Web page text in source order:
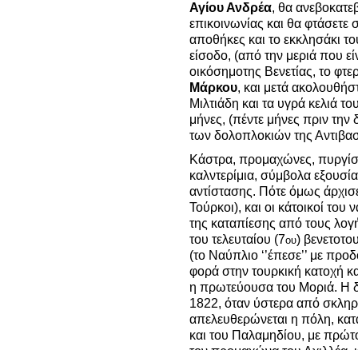
Αγίου Ανδρέα, θα
επικοινωνίας και θα φτάσετε
αποθήκες και το εκκλησάκι
είσοδο, (από την μεριά που
οικόσημοτης Βενετίας, το
Μάρκου, και μετά
Μιλτιάδη και τα υγρά κελιά
μήνες, (πέντε μήνες πριν την
των δολοπλοκιών της
Κάστρα, προμαχώνες,
καλντερίμια, σύμβολα
αντίστασης. Πότε όμως
Τούρκοι), και οι κάτοικοί
της καταπίεσης από τους
του τελευταίου (7ου)
(το Ναύπλιο ‘’έπεσε’’ με
φορά στην τουρκική κατοχή
η πρωτεύουσα του Μοριά. Η
1822, όταν ύστερα από
απελευθερώνεται η πόλη,
και του Παλαμηδίου, με